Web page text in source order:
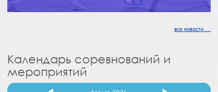
все новости ...
Календарь соревнований и
мероприятий